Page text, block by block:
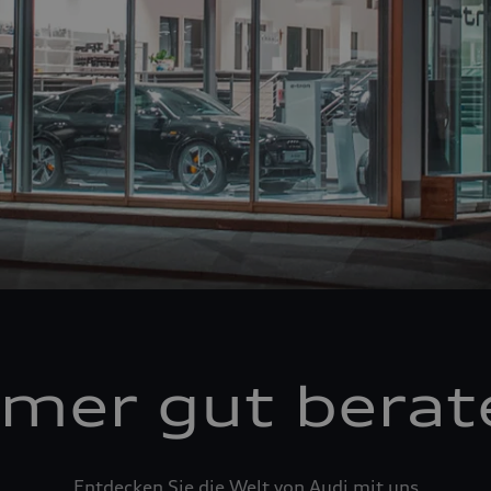
gut
Entdecken Sie die Welt von Audi mit uns